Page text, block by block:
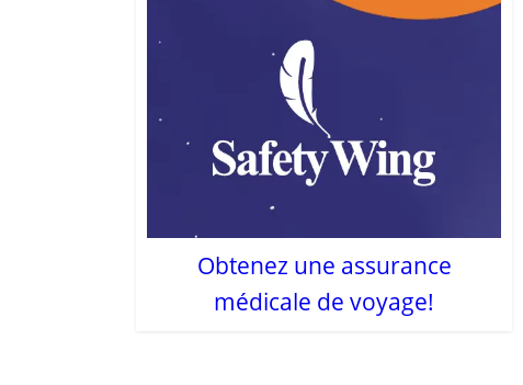
Obtenez une assurance
médicale de voyage!